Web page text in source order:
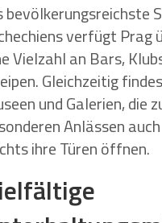
bevölkerungsreichste
verfügt Prag
Vielzahl an Bars,
Gleichzeitig
und Galerien, die
Anlässen auch
ihre Türen öffnen.